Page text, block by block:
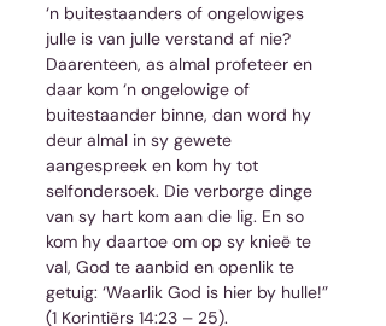
‘n buitestaanders of ongelowiges
julle is van julle verstand af nie?
Daarenteen, as almal profeteer en
daar kom ‘n ongelowige of
buitestaander binne, dan word hy
deur almal in sy gewete
aangespreek en kom hy tot
selfondersoek. Die verborge dinge
van sy hart kom aan die lig. En so
kom hy daartoe om op sy knieë te
val, God te aanbid en openlik te
getuig: ‘Waarlik God is hier by hulle!”
(1 Korintiërs 14:23 – 25).